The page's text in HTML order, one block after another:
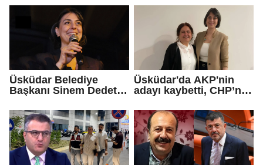
geldiniz...
Üsküdar Belediye
Başkanı Sinem Dedetaş
Üsküdar'da AKP'nin
adayı kaybetti, CHP’nin
Çetinkaya Başkan
Vekili seçildi